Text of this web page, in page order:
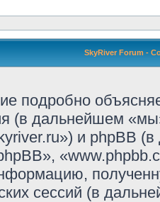
SkyRiver Forum -
подробно
(в дальнейшем
и phpBB
сессий (в